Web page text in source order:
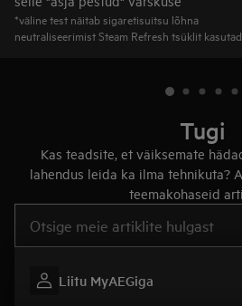
*väline test näitab sigaretisuitsu lõhna
neutraliseerimist Steam Refresh tsüklit
Tugi
Kas teadsite, et väiksemate
lahendus leida ka ilma tehnikuta?
teemakohaseid
Liitu MyAEGiga